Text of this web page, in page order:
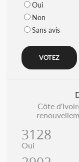
Oui
Non
Sans avis
Côte
3128
Oui